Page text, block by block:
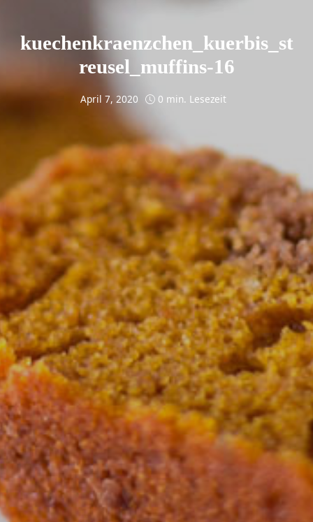
kuechenkraenzchen_kuerbis_st
reusel_muffins-16
April 7, 2020 0 min. Lesezeit